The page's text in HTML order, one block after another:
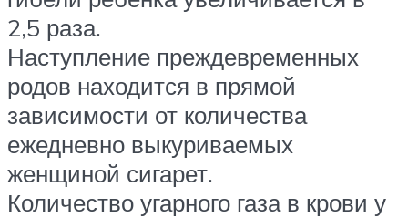
2,5 раза.
Наступление преждевременных
родов находится в прямой
зависимости от количества
ежедневно выкуриваемых
женщиной сигарет.
Количество угарного газа в крови у